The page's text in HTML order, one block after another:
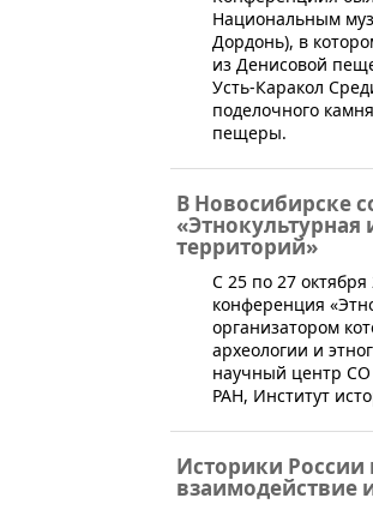
Национальным
Дордонь), в
из Денисовой
Усть-Каракол
поделочного
пещеры.
В Новосибирске
территорий»
​С 25 по 27
конференция
организатором
археологии и
научный центр
РАН, Институт
Историки России
взаимодействие